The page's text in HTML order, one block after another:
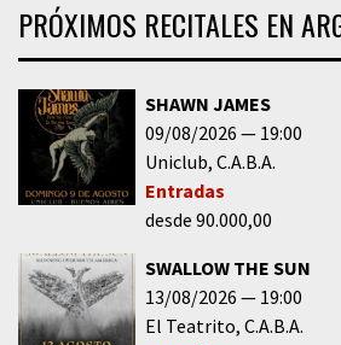
PRÓXIMOS RECITALES EN
SHAWN JAMES
09/08/2026
19:00
Uniclub C.A.B.A.
Entradas
desde 90.000,00
SWALLOW THE SUN
13/08/2026
19:00
El Teatrito C.A.B.A.